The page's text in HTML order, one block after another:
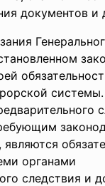
документов и
системы.
являются
органами
следствия и